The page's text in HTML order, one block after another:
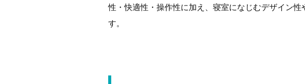
性・快適性・操作性に加え、寝室になじむデザイン
す。